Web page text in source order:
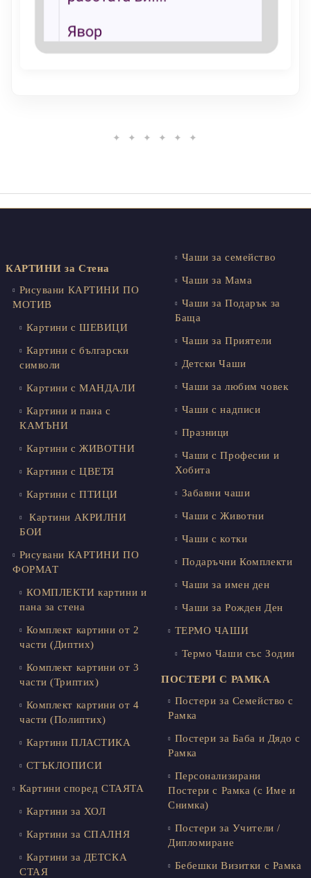
✦ ✦ ✦ ✦ ✦ ✦
КАРТИНИ за Стена
Рисувани КАРТИНИ ПО
МОТИВ
Картини с ШЕВИЦИ
Картини с български
символи
Картини с МАНДАЛИ
Картини и пана с
КАМЪНИ
Картини с ЖИВОТНИ
Картини с ЦВЕТЯ
Картини с ПТИЦИ
Картини АКРИЛНИ
БОИ
Рисувани КАРТИНИ ПО
ФОРМАТ
КОМПЛЕКТИ картини и
пана за стена
Комплект картини от 2
части (Диптих)
Комплект картини от 3
части (Триптих)
Комплект картини от 4
части (Полиптих)
Картини ПЛАСТИКА
СТЪКЛОПИСИ
Картини според СТАЯТА
Картини за ХОЛ
Картини за СПАЛНЯ
Картини за ДЕТСКА
СТАЯ
Чаши за семейство
Чаши за Мама
Чаши за Подарък за
Баща
Чаши за Приятели
Детски Чаши
Чаши за любим човек
Чаши с надписи
Празници
Чаши с Професии и
Хобита
Забавни чаши
Чаши с Животни
Чаши с котки
Подаръчни Комплекти
Чаши за имен ден
Чаши за Рожден Ден
ТЕРМО ЧАШИ
Термо Чаши със Зодии
ПОСТЕРИ С РАМКА
Постери за Семейство с
Рамка
Постери за Баба и Дядо с
Рамка
Персонализирани
Постери с Рамка (с Име и
Снимка)
Постери за Учители /
Дипломиране
Бебешки Визитки с Рамка